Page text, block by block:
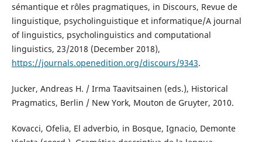
sémantique et rôles pragmatiques, in Discours, Revue de
linguistique, psycholinguistique et informatique/A journal
of linguistics, psycholinguistics and computational
linguistics, 23/2018 (December 2018),
https://journals.openedition.org/discours/9343.
Jucker, Andreas H. / Irma Taavitsainen (eds.), Historical
Pragmatics, Berlin / New York, Mouton de Gruyter, 2010.
Kovacci, Ofelia, El adverbio, in Bosque, Ignacio, Demonte